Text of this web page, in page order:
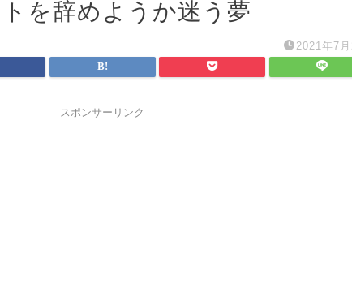
トを辞めようか迷う夢
2021年7月
スポンサーリンク